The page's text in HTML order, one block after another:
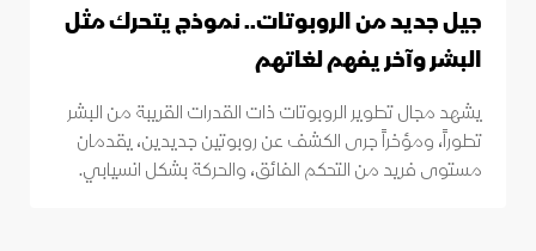
جيل جديد من الروبوتات.. نموذج يتحرك مثل
البشر وآخر يفهم لغاتهم
يشهد مجال تطوير الروبوتات ذات القدرات القريبة من البشر
تطوراً، ومؤخراً جرى الكشف عن روبوتين جديدين، يقدمان
مستوى فريد من التحكم الفائق، والحركة بشكل انسيابي.